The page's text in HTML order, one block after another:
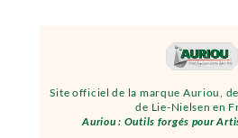
Site officiel de la marque Auriou,
de Lie-Nielsen en
Auriou : Outils forgés pour